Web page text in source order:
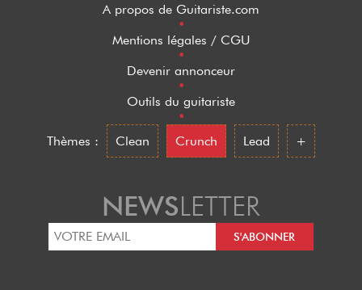
A propos de Guitariste.com
•
Mentions légales / CGU
•
Devenir annonceur
•
Outils du guitariste
•
Thèmes :
Clean Crunch Lead +
NEWSLETTER